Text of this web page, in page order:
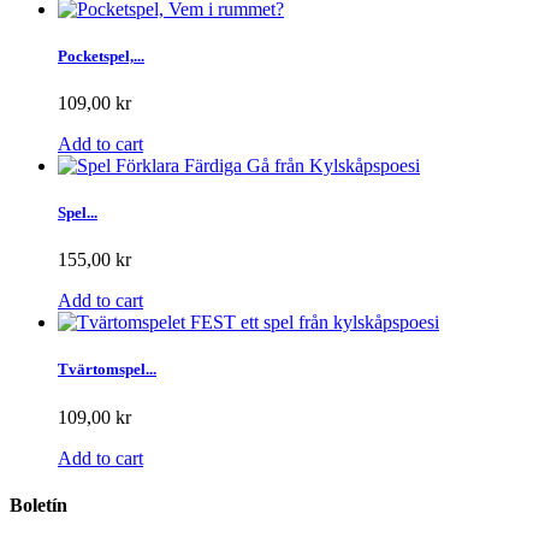
Pocketspel,...
109,00 kr
Add to cart
Spel...
155,00 kr
Add to cart
Tvärtomspel...
109,00 kr
Add to cart
Boletín